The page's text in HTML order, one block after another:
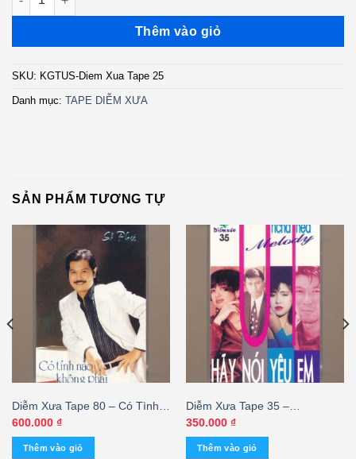
Thêm vào giỏ
SKU: KGTUS-Diem Xua Tape 25
Danh mục: TAPE DIỄM XƯA
SẢN PHẨM TƯƠNG TỰ
Diễm Xưa Tape 80 – Có Tình
Nào Không Phai – Sĩ Phú
(KGTUS)
600.000 ₫
Thêm vào giỏ
Diễm Xưa Tape 35 –
Unchained Melody – Hãy Nói
Yêu Em (KGTUS)
350.000 ₫
Thêm vào giỏ